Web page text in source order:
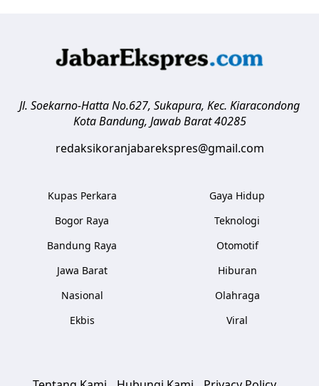
Jl. Soekarno-Hatta No.627, Sukapura, Kec. Kiaracondong
Kota Bandung, Jawab Barat 40285
redaksikoranjabarekspres@gmail.com
Kupas Perkara
Bogor Raya
Bandung Raya
Jawa Barat
Nasional
Ekbis
Gaya Hidup
Teknologi
Otomotif
Hiburan
Olahraga
Viral